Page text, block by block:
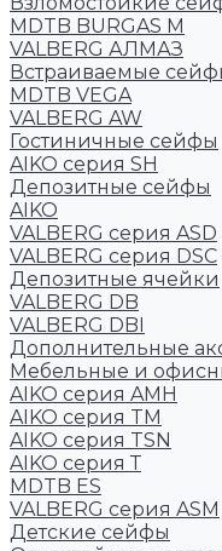
MDTB BURGAS M
VALBERG АЛМАЗ
Встраиваемые
MDTB VEGA
VALBERG AW
Гостиничные сейфы
AIKO серия SH
Депозитные сейфы
AIKO
VALBERG серия ASD
VALBERG серия DSC
Депозитные ячейки
VALBERG DB
VALBERG DBI
Дополнительные
Мебельные и
AIKO серия AMH
AIKO серия TM
AIKO серия TSN
AIKO серия Т
MDTB ES
VALBERG серия ASM
Детские сейфы